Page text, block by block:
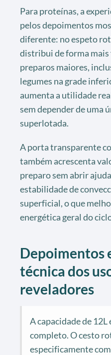
Para proteínas, a
pelos depoimentos
diferente: no espeto
distribui de forma
preparos maiores,
legumes na grade
aumenta a utilidade
sem depender de uma
superlotada.
A porta transparente
também acrescenta
preparo sem abrir
estabilidade de
superficial, o que
energética geral do
Depoimentos
técnica dos
reveladores
A capacidade de
completo. O cesto
especificamente